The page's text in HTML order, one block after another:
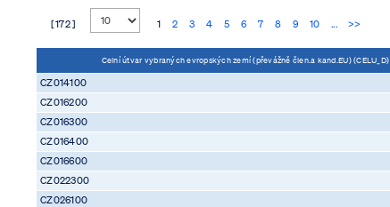
[ 172 ] 1 2 3 4 5 6 7 8 9 10 ... >>
Celní útvar vybraných evropských zemí (převážně člen.a kand.EU) (CELU_D)
CZ014100
CZ016200
CZ016300
CZ016400
CZ016600
CZ022300
CZ026100